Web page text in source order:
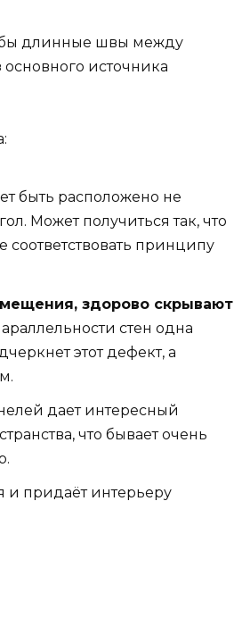
длинные швы между
источника
быть расположено не
Может получиться так, что
принципу
здорово скрывают
стен одна
этот дефект, а
дает интересный
что бывает очень
и придаёт интерьеру